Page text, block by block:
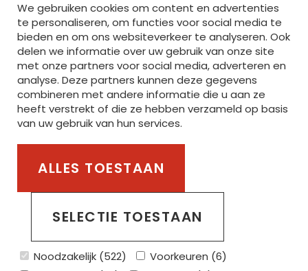
We gebruiken cookies om content en advertenties
te personaliseren, om functies voor social media te
bieden en om ons websiteverkeer te analyseren. Ook
delen we informatie over uw gebruik van onze site
met onze partners voor social media, adverteren en
analyse. Deze partners kunnen deze gegevens
combineren met andere informatie die u aan ze
heeft verstrekt of die ze hebben verzameld op basis
van uw gebruik van hun services.
ALLES TOESTAAN
SELECTIE TOESTAAN
Noodzakelijk (522)
Voorkeuren (6)
HOME
AANBOD
BEDRUKKEN
BORDUREN
SERVICE
Part of the van Steenberge Invest Group
ALGEMENE VOORWAARDEN